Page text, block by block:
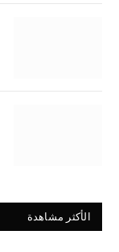
الأكثر مشاهدة